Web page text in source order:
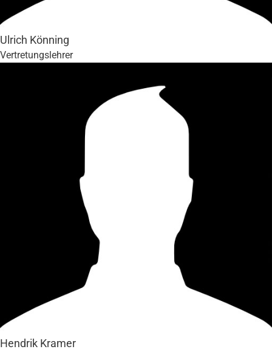
Ulrich Könning
Vertretungslehrer
Hendrik Kramer